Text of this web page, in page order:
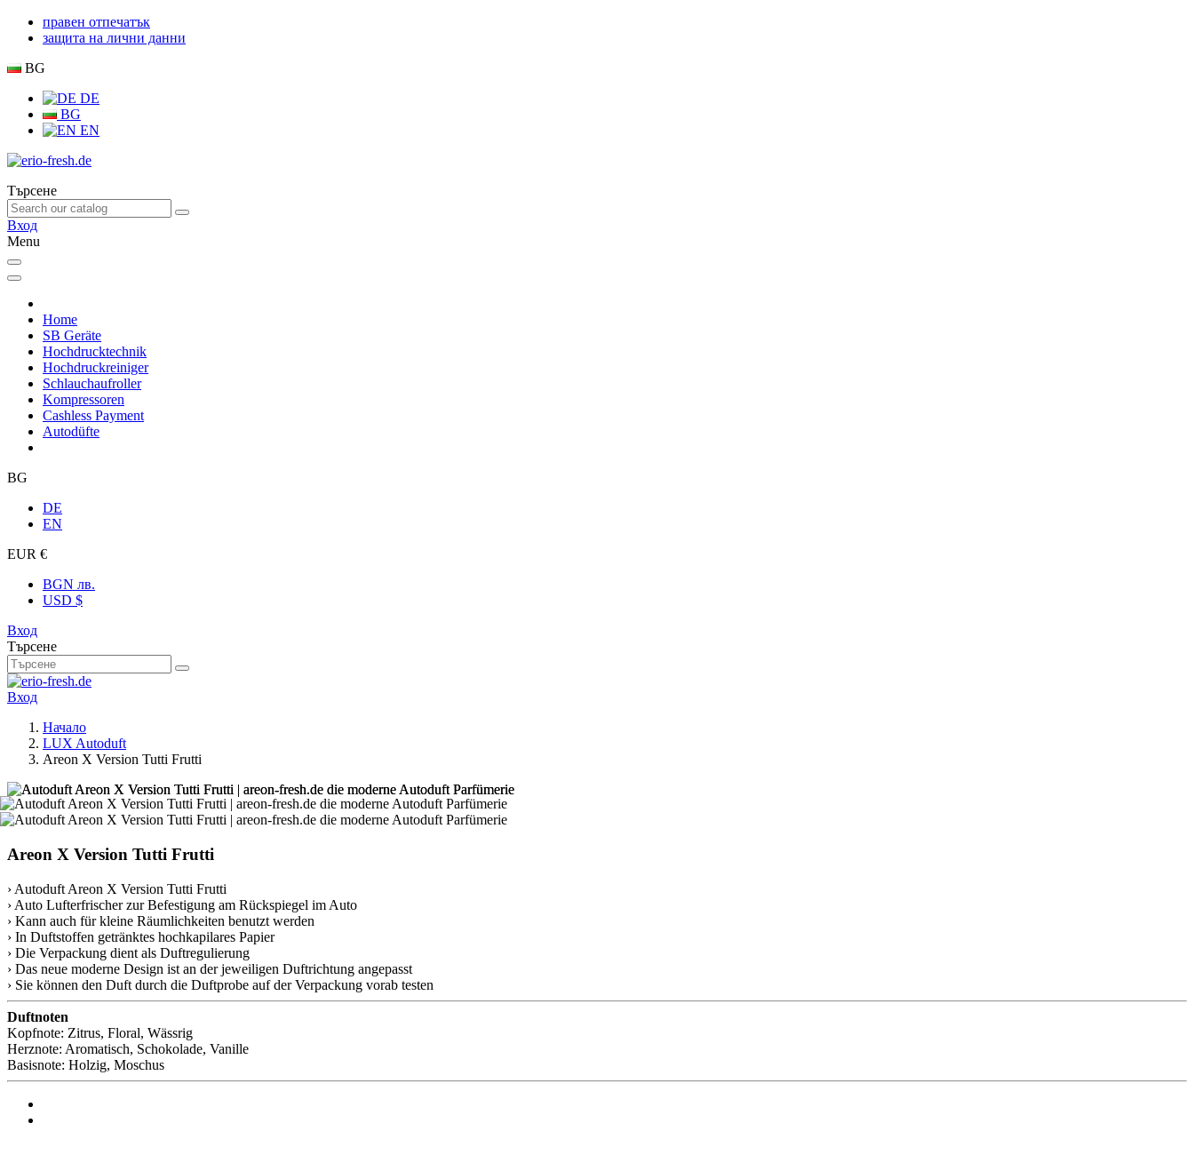
правен отпечатък
защита на лични данни
BG
DE
BG
EN
Търсене
Вход
Menu
Home
SB Geräte
Hochdrucktechnik
Hochdruckreiniger
Schlauchaufroller
Kompressoren
Cashless Payment
Autodüfte
BG
DE
EN
EUR €
BGN лв.
USD $
Вход
Търсене
Вход
Начало
LUX Autoduft
Areon X Version Tutti Frutti
Areon X Version Tutti Frutti
› Autoduft Areon X Version Tutti Frutti
› Auto Lufterfrischer zur Befestigung am Rückspiegel im Auto
› Kann auch für kleine Räumlichkeiten benutzt werden
› In Duftstoffen getränktes hochkapilares Papier
› Die Verpackung dient als Duftregulierung
› Das neue moderne Design ist an der jeweiligen Duftrichtung angepasst
› Sie können den Duft durch die Duftprobe auf der Verpackung vorab testen
Duftnoten
Kopfnote: Zitrus, Floral, Wässrig
Herznote: Aromatisch, Schokolade, Vanille
Basisnote: Holzig, Moschus